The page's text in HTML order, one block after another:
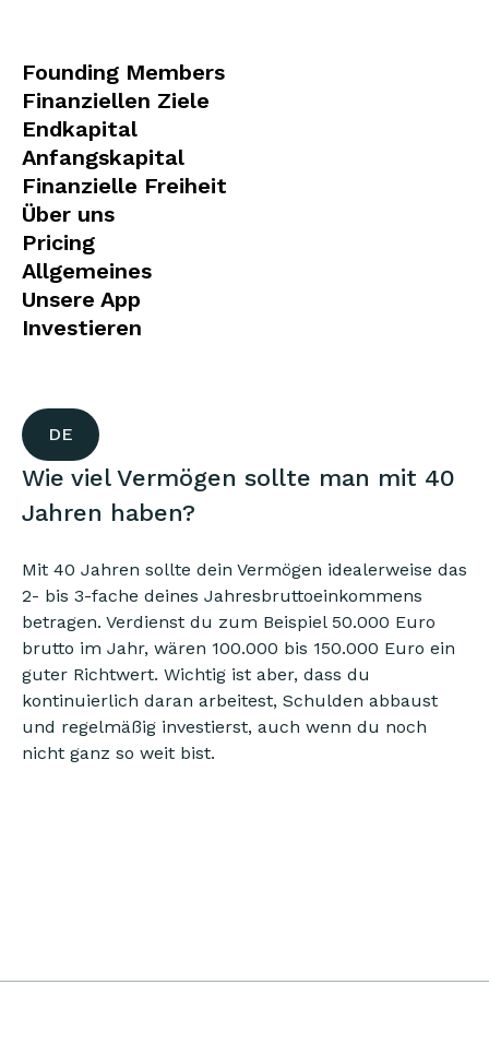
Founding Members
Finanziellen Ziele
Endkapital
Anfangskapital
Finanzielle Freiheit
Über uns
Pricing
Allgemeines
Unsere App
Investieren
DE
Wie viel Vermögen sollte man mit 40
Jahren haben?
Mit 40 Jahren sollte dein Vermögen idealerweise das
2- bis 3-fache deines Jahresbruttoeinkommens
betragen. Verdienst du zum Beispiel 50.000 Euro
brutto im Jahr, wären 100.000 bis 150.000 Euro ein
guter Richtwert. Wichtig ist aber, dass du
kontinuierlich daran arbeitest, Schulden abbaust
und regelmäßig investierst, auch wenn du noch
nicht ganz so weit bist.